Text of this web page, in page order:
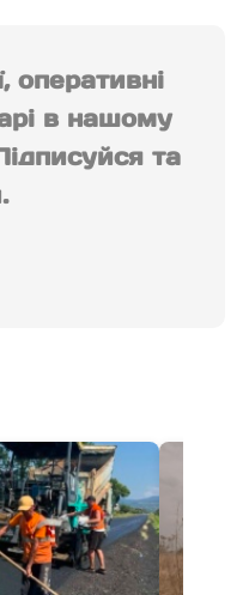
оперативні
в нашому
та